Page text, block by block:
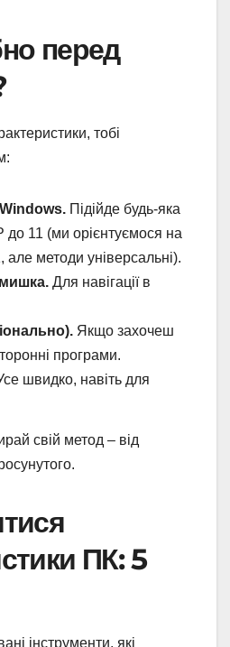
перед
тобі
Підійде будь-яка
до 11 (ми орієнтуємося на
методи універсальні).
мишка. Для навігації в
Якщо захочеш
програми.
швидко, навіть для
свій метод – від
ПК: 5
інструменти, які